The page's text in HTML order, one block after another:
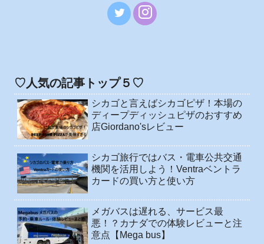
♡人気の記事トップ５♡
シカゴと言えばシカゴピザ！本場の
ディープディッシュピザのおすすめ
店Giordano'sレビュー
シカゴ旅行ではバス・電車公共交通
機関を活用しよう！Ventraベントラ
カードの買い方と使い方
メガバスは遅れる、サービス最
悪！？カナダでの体験レビューと注
意点【Mega bus】